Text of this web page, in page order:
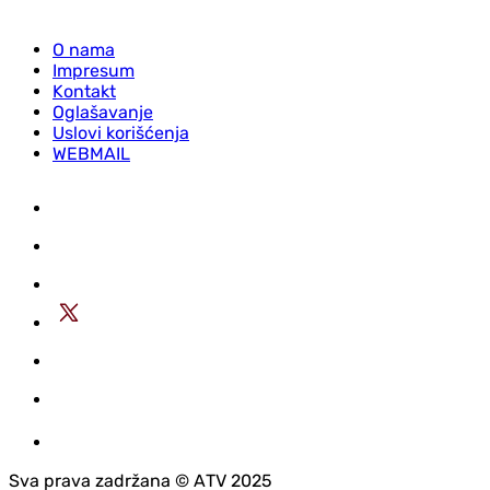
O nama
Impresum
Kontakt
Oglašavanje
Uslovi korišćenja
WEBMAIL
Sva prava zadržana © АTV 2025